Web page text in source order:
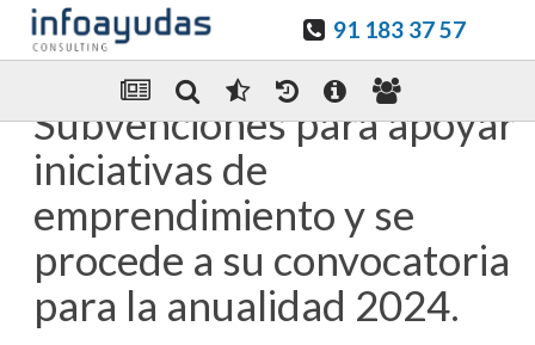
91 183 37 57
Enviar Por email
Subvenciones para apoyar
iniciativas de
emprendimiento y se
procede a su convocatoria
para la anualidad 2024.